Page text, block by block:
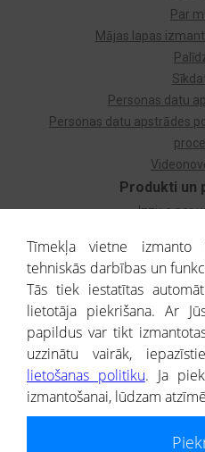
Produkti un
Izziņa par
Kredītizziņa par
Par
Mājas lapas
Personas datu
Personas datu apstrādes
® CREDITREFORM Latvija
SIA
Tīmekļa vietne izmanto
tehniskās darbības un
Tās tiek iestatītas
lietotāja piekrišana. Ar
papildus var tikt
uzzinātu vairāk,
lietošanas politiku. Ja
izmantošanai, lūdzam